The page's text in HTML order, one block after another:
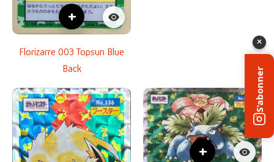
+
Florizarre 003 Topsun Blue
Back
+
×
S'abonner